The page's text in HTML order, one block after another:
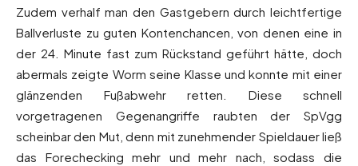
Zudem verhalf man den Gastgebern durch leichtfertige
Ballverluste zu guten Kontenchancen, von denen eine in
der 24. Minute fast zum Rückstand geführt hätte, doch
abermals zeigte Worm seine Klasse und konnte mit einer
glänzenden Fußabwehr retten. Diese schnell
vorgetragenen Gegenangriffe raubten der SpVgg
scheinbar den Mut, denn mit zunehmender Spieldauer ließ
das Forechecking mehr und mehr nach, sodass die